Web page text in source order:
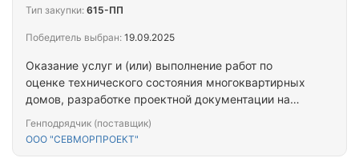
Оказание услуг и (или) выполнение работ по
оценке технического состояния многоквартирных
домов, разработке проектной документации на
имущества многоквартирных домов,
Генподрядчик (поставщик)
ООО "СЕВМОРПРОЕКТ"
Тип закупки: 615-ПП
Победитель выбран: 19.09.2025